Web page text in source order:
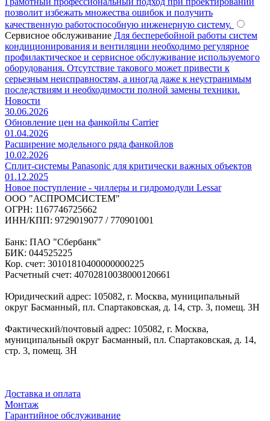
позволит избежать множества ошибок и получить
качественную работоспособную инженерную систему.
Сервисное обслуживание Для бесперебойной работы систем
кондиционирования и вентиляции необходимо регулярное
профилактическое и сервисное обслуживание используемого
оборудования. Отсутствие такового может привести к
серьезным неисправностям, а иногда даже к неустранимым
последствиям и необходимости полной замены техники.
Новости
30.06.2026
Обновление цен на фанкойлы Carrier
01.04.2026
Расширение модельного ряда фанкойлов
10.02.2026
Сплит-системы Panasonic для критически важных объектов
01.12.2025
Новое поступление - чиллеры и гидромодули Lessar
ООО "АСПРОМСИСТЕМ"
ОГРН: 1167746725662
ИНН/КПП: 9729019077 / 770901001
Банк: ПАО "Сбербанк"
БИК: 044525225
Кор. счет: 30101810400000000225
Расчетный счет: 40702810038000120661
Юридический адрес: 105082, г. Москва, муниципальный
округ Басманный, пл. Спартаковская, д. 14, стр. 3, помещ. 3Н
Фактический/почтовый адрес: 105082, г. Москва,
муниципальный округ Басманный, пл. Спартаковская, д. 14,
стр. 3, помещ. 3Н
Доставка и оплата
Монтаж
Гарантийное обслуживание